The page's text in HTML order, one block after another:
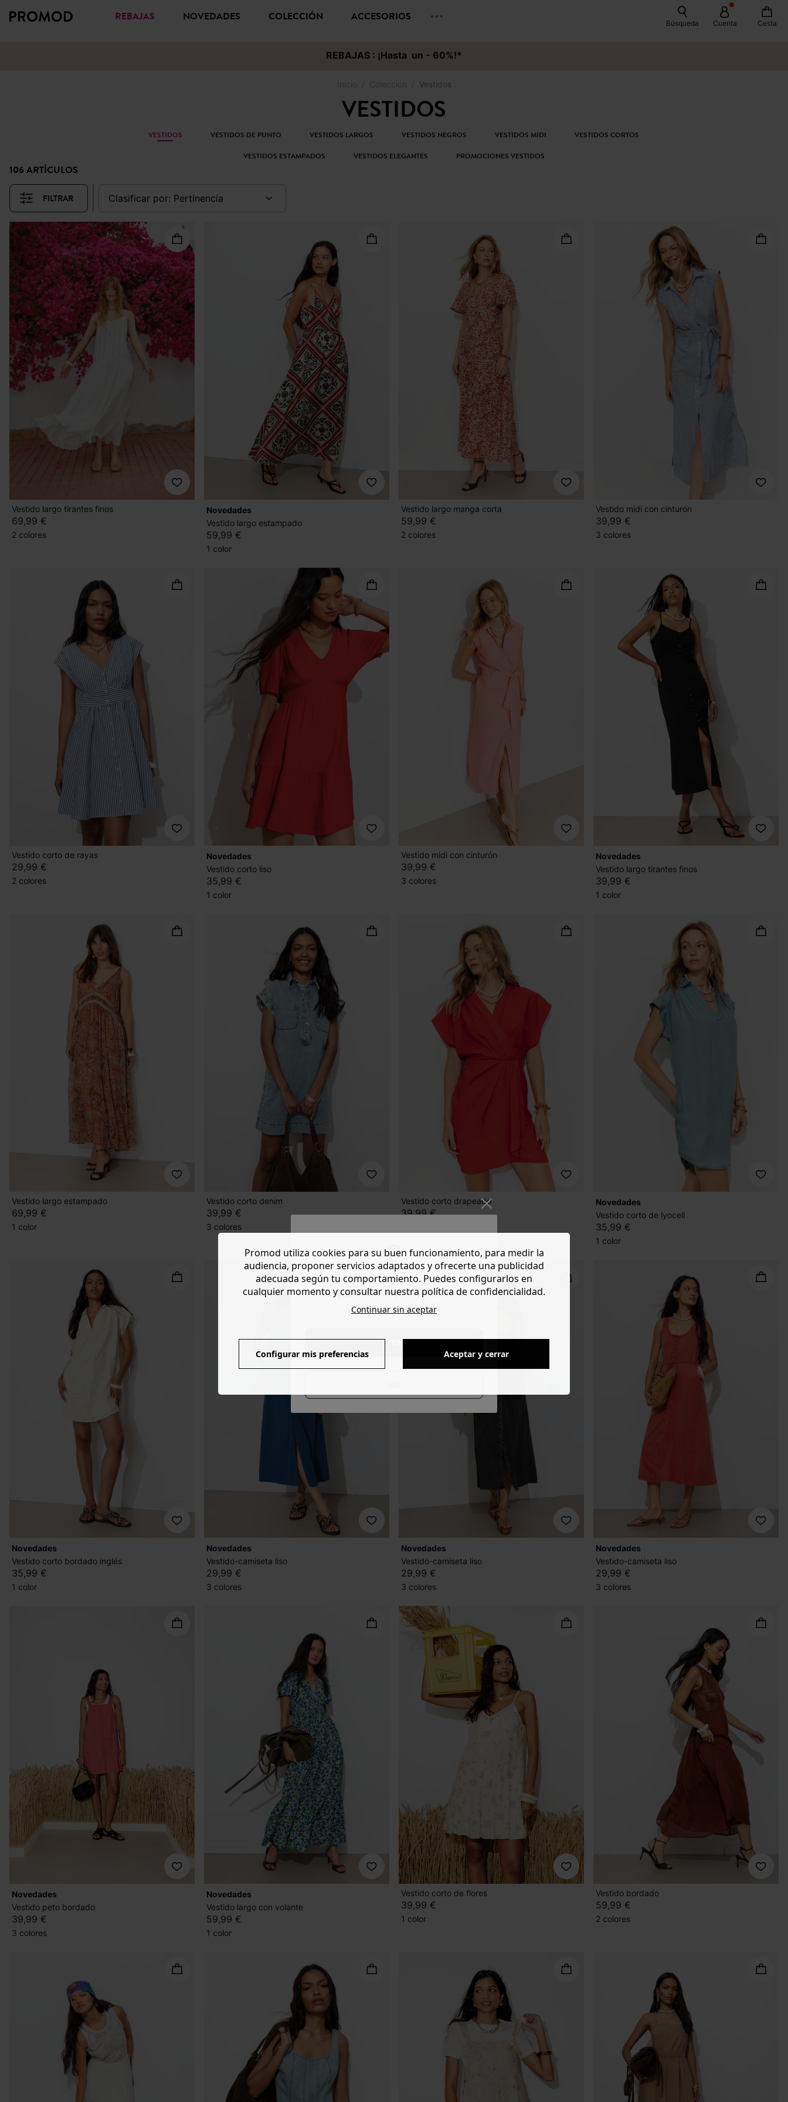
Do you want to be redirected to
www.promod.com ?
REBAJAS NOVEDADES COLECCIÓN ACCESORIOS Búsqueda Cuenta Cesta
REBAJAS : ¡Hasta un - 60%!*
Vestidos
VESTIDOS
VESTIDOS VESTIDOS DE PUNTO VESTIDOS LARGOS VESTIDOS NEGROS VESTIDOS MIDI
VESTIDOS CORTOS
VESTIDOS ESTAMPADOS
VESTIDOS ELEGANTES PROMOCIONES VESTIDOS
106 ARTÍCULOS
FILTRAR clasificar por: pertinencia
Vestido largo tirantes finos
69,99 €
2 colores
novedades
Vestido largo estampado
59,99 €
1 color
Vestido largo manga corta
59,99 €
2 colores
Vestido midi con cinturón
39,99 €
3 colores
Vestido corto de rayas
29,99 €
2 colores
novedades
Vestido corto liso
35,99 €
1 color
Vestido midi con cinturón
39,99 €
3 colores
novedades
Vestido largo tirantes finos
39,99 €
1 color
Vestido largo estampado
69,99 €
1 color
Vestido corto denim
39,99 €
3 colores
Vestido corto drapeado
39,99 €
novedades
Vestido corto de lyocell
35,99 €
1 color
novedades
Vestido corto bordado inglés
35,99 €
1 color
novedades
Vestido-camiseta liso
29,99 €
3 colores
novedades
Vestido-camiseta liso
29,99 €
3 colores
novedades
Vestido-camiseta liso
29,99 €
3 colores
novedades
Vestido peto bordado
39,99 €
3 colores
novedades
Vestido largo con volante
59,99 €
1 color
Vestido corto de flores
39,99 €
1 color
Vestido bordado
59,99 €
2 colores
Promod utiliza cookies para su buen funcionamiento, para medir la
audiencia, proponer servicios adaptados y ofrecerte una publicidad
adecuada según tu comportamiento. Puedes configurarlos en
cualquier momento y consultar nuestra política de confidencialidad.
Continuar sin aceptar
Configurar mis preferencias Aceptar y cerrar